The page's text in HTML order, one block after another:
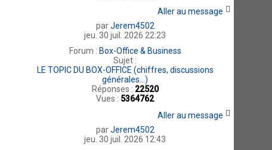
Aller au message
parJerem4502
jeu. 30 juil. 2026 22:23
Forum : Box-Office & Business
Sujet :
LE TOPIC DU BOX-OFFICE (chiffres, discussions
générales...)
Réponses : 22520
Vues : 5364762
Aller au message
parJerem4502
jeu. 30 juil. 2026 12:43